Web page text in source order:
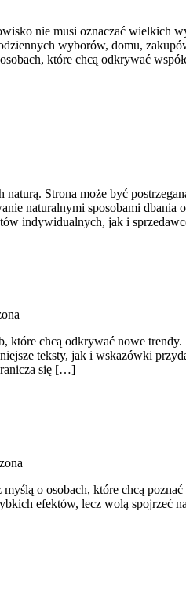
nie musi oznaczać wielkich
wyborów, domu,
które chcą odkrywać
Strona może być
naturalnymi sposobami
indywidualnych, jak i
chcą odkrywać nowe
teksty, jak i wskazówki
się […]
o osobach, które chcą
efektów, lecz wolą spojrzeć